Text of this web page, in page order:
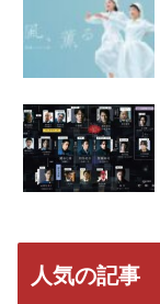
人気の記事